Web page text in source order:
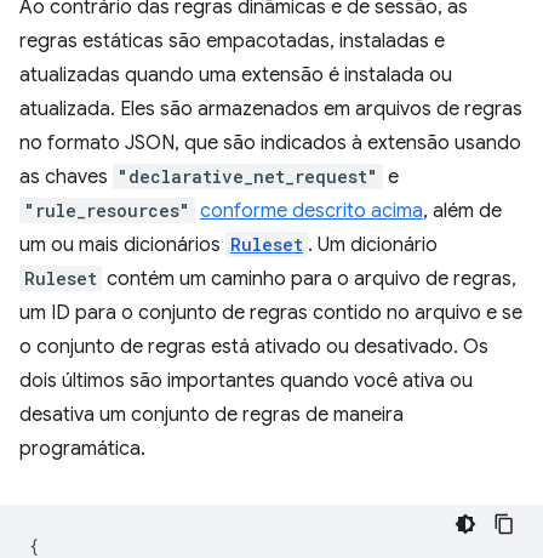
Ao contrário das regras dinâmicas e de sessão, as
regras estáticas são empacotadas, instaladas e
atualizadas quando uma extensão é instalada ou
atualizada. Eles são armazenados em arquivos de regras
no formato JSON, que são indicados à extensão usando
as chaves "declarative_net_request" e
"rule_resources" conforme descrito acima, além de
um ou mais dicionários Ruleset . Um dicionário
Ruleset contém um caminho para o arquivo de regras,
um ID para o conjunto de regras contido no arquivo e se
o conjunto de regras está ativado ou desativado. Os
dois últimos são importantes quando você ativa ou
desativa um conjunto de regras de maneira
programática.
{